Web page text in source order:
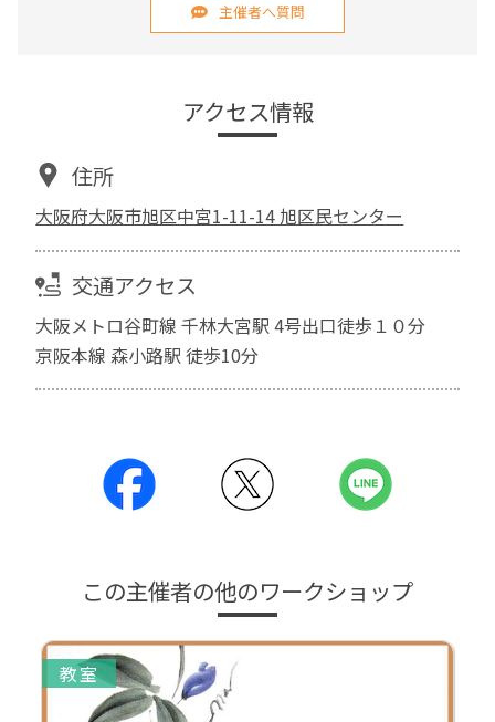
主催者へ質問
アクセス情報
住所
大阪府大阪市旭区中宮1-11-14 旭区民センター
交通アクセス
大阪メトロ谷町線 千林大宮駅 4号出口徒歩１０分
京阪本線 森小路駅 徒歩10分
この主催者の他のワークショップ
教室